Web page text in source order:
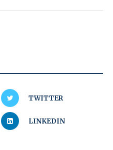
TWITTER
LINKEDIN